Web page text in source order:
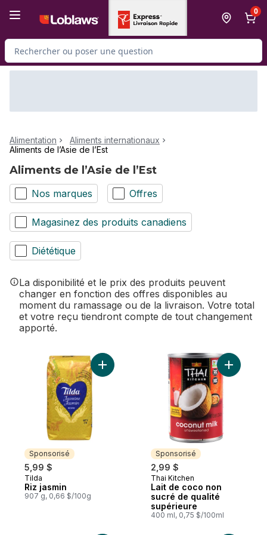
0
Rechercher des produits
Alimentation
Aliments internationaux
Aliments de l’Asie de l’Est
Aliments de l’Asie de l’Est
Nos marques Offres
Magasinez des produits canadiens
Diététique
La disponibilité et le prix des produits peuvent
changer en fonction des offres disponibles au
moment du ramassage ou de la livraison. Votre total
et votre reçu tiendront compte de tout changement
apporté.
Sponsorisé
5,99 $
Sponsorisé
Tilda
Riz jasmin
907 g, 0,66 $/100g
Ajouter Riz jasmin au panier
Sponsorisé
2,99 $
Sponsorisé
Thai Kitchen
Lait de coco non
sucré de qualité
supérieure
400 ml, 0,75 $/100ml
Ajouter